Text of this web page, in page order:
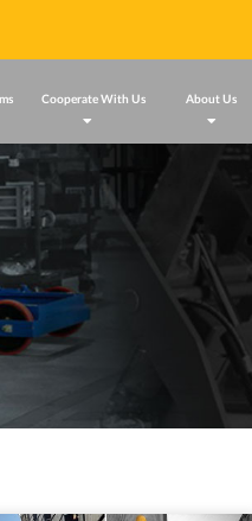
Cooperate With Us About Us